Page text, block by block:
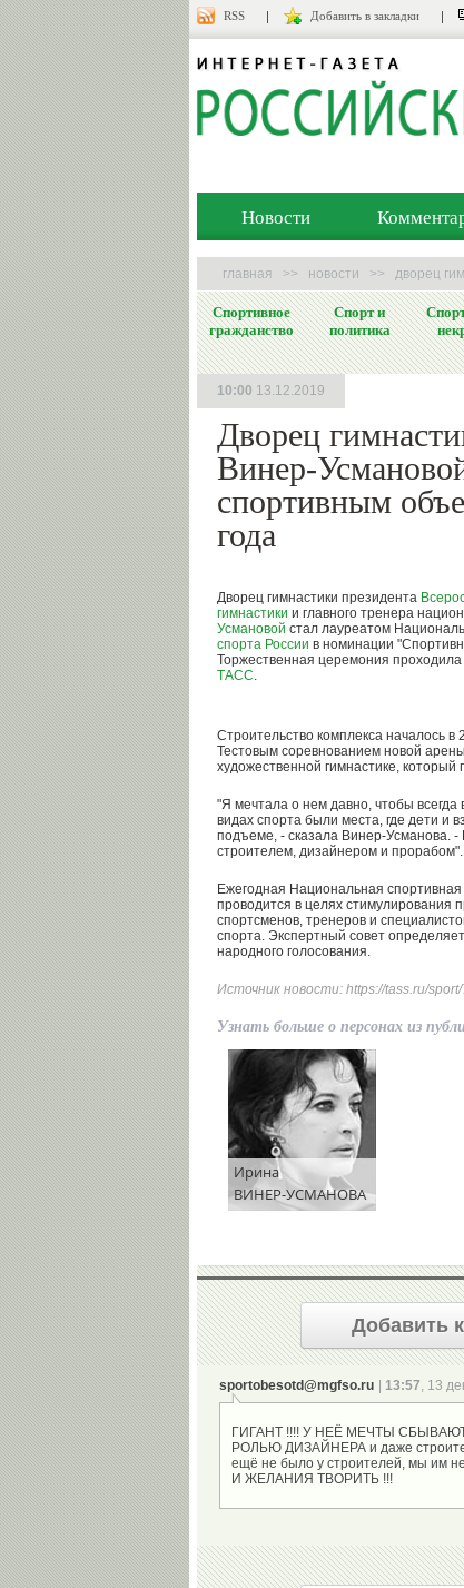
RSS Добавить в закладки
Новости
главная >> новости >> дворец
Спортивное
гражданство
Спорт и
политика
Дворец
Винер-
спортивным
года
10:00 13.12.2019
Дворец гимнастики президента
гимнастики и главного тренера
Усмановой стал лауреатом
спорта России в номинации
Торжественная церемония
ТАСС.
Строительство комплекса началось
Тестовым соревнованием новой
художественной гимнастике,
"Я мечтала о нем давно, чтобы всегда
видах спорта были места, где дети и
подъеме, - сказала Винер-Усманова.
строителем, дизайнером и прорабом".
Ежегодная Национальная
проводится в целях стимулирования
спортсменов, тренеров и
спорта. Экспертный совет
народного голосования.
Источник новости: https://tass.ru/
Узнать больше о персонах из
Ирина
ВИНЕР-УСМАНОВА
Добавить
sportobesotd@mgfso.ru 13:57, 13
ГИГАНТ !!!! У НЕЁ МЕЧТЫ
РОЛЬЮ ДИЗАЙНЕРА и даже
ещё не было у строителей, мы им